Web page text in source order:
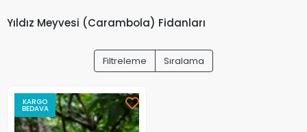
Yıldız Meyvesi (Carambola) Fidanları
Filtreleme Sıralama
KARGO
BEDAVA